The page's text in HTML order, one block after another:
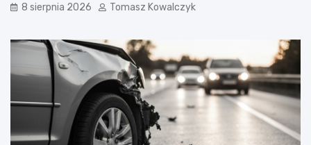
8 sierpnia 2026 Tomasz Kowalczyk